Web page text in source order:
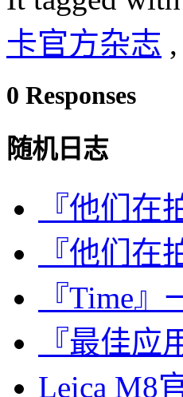
卡官方杂志 ,
0 Responses
随机日志
『他们在
『他们在
『Time
『最佳
Leica M8